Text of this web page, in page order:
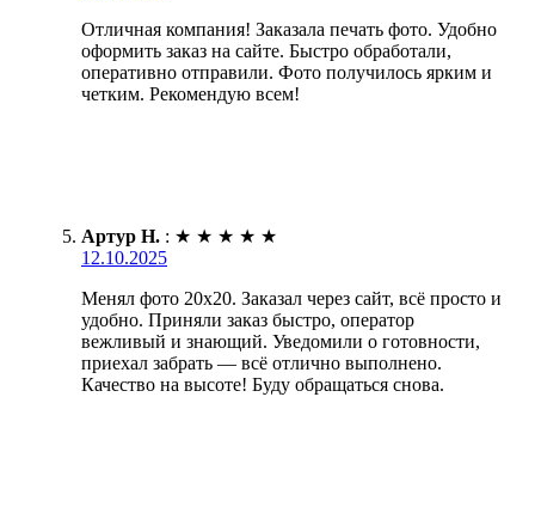
Отличная компания! Заказала печать фото. Удобно
оформить заказ на сайте. Быстро обработали,
оперативно отправили. Фото получилось ярким и
четким. Рекомендую всем!
Артур Н. : ★ ★ ★ ★ ★
12.10.2025
Менял фото 20х20. Заказал через сайт, всё просто и
удобно. Приняли заказ быстро, оператор
вежливый и знающий. Уведомили о готовности,
приехал забрать — всё отлично выполнено.
Качество на высоте! Буду обращаться снова.